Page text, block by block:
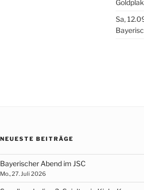
Sa,
NEUESTE BEITRÄGE
Bayerischer Abend im JSC
Mo., 27. Juli 2026